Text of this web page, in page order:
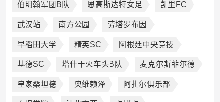
伯明翰军团B队 恩高斯达特女足 凯里FC
武汉站 南方公园 劳塔罗布因
早稻田大学 精英SC 阿根廷中央竞技
基德SC 塔什干火车头B队 麦克尔斯菲尔德
皇家桑坦德 奥维赖泽 阿扎尔俱乐部